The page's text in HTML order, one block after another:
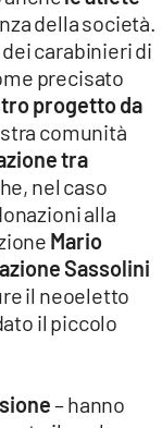
della società.
carabinieri di
precisato
progetto da
comunità
tra
nel caso
alla
Mario
Sassolini
il neoeletto
il piccolo
– hanno